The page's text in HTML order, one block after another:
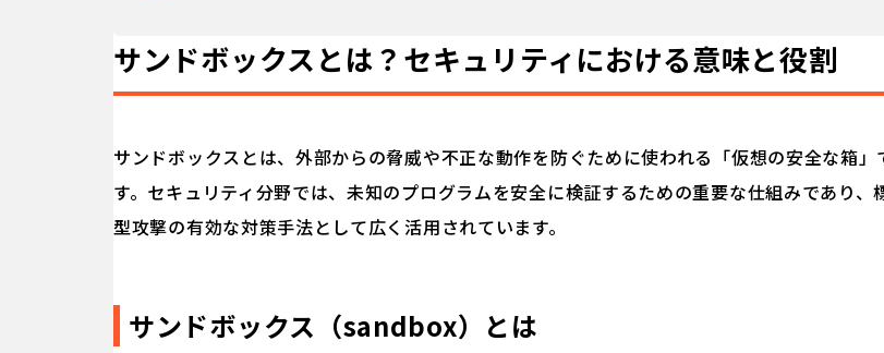
サンドボックスとは？セキュリティにおける意味と役割
サンドボックスとは、外部からの脅威や不正な動作を防ぐために使われる「仮想の安全な箱」
す。セキュリティ分野では、未知のプログラムを安全に検証するための重要な仕組みであり、
型攻撃の有効な対策手法として広く活用されています。
サンドボックス（sandbox）とは